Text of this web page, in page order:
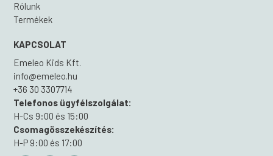
Rólunk
Termékek
KAPCSOLAT
Emeleo Kids Kft.
info@emeleo.hu
+36 30 3307714
Telefonos ügyfélszolgálat:
H-Cs 9:00 és 15:00
Csomagösszekészítés:
H-P 9:00 és 17:00